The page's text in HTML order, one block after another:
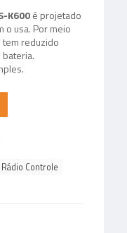
K600é projetado
o usa. Por meio
tem reduzido
Rádio Controle